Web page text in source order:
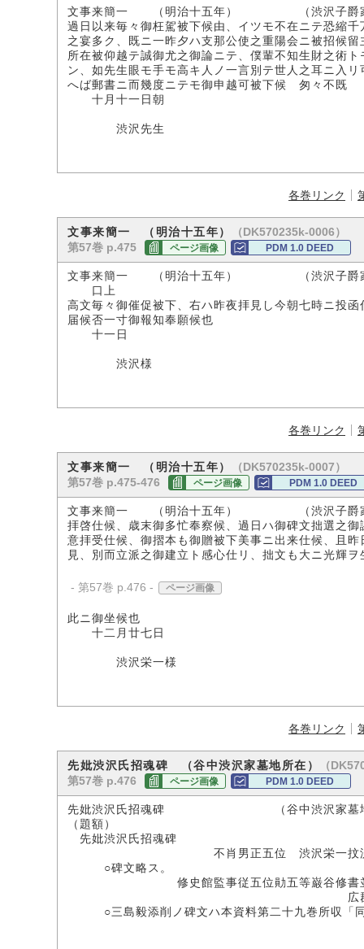
文事来簡一 （明治十五年） （渋沢子爵
過日以来毎々御枉駕被下候由、イツモ不在ニテ恐縮
之宴多ク、既ニ一昨夕ハ支那公使之重陽会ニ被招候
所在被仰越テ誠御尤之御論ニテ、僕輩不知生財之術
ン、如先生眼モ手モ高キ人ノ一言別テ世人之耳ニ入
へば郵書ニ而幾度ニテモ御申越可被下候 匆々不既
十月十一日朝
渋沢先生
各巻リンク
文事来簡一 （明治十五年）
（DK570235k-0006）
第57巻 p.475
ページ画像 PDM 1.0 DEED
文事来簡一 （明治十五年） （渋沢子爵
口上
高文毎々御催促被下、右ハ昨夜拝見し今朝七時ニ投
届候否一寸御報知奉願候也
十一日
渋沢様
各巻リンク
文事来簡一 （明治十五年）
（DK570235k-0007）
第57巻 p.475-476
ページ画像 PDM 1.0 DEED
文事来簡一 （明治十五年） （渋沢子爵
拝啓仕候、歳末御多忙奉察候、過日ハ御碑文拙選之
意拝受仕候、御摺本も御贈被下美事ニ出来仕候、且
見、別而立派之御建立ト感心仕リ、拙文も大ニ光輝
- 第57巻 p.476 - ページ画像
此ニ御坐候也
十二月廿七日
渋沢栄一様
各巻リンク
先妣渋沢氏招魂碑 （谷中渋沢家墓地所在）
（
第57巻 p.476
ページ画像 PDM 1.0 DEED
先妣渋沢氏招魂碑 （谷中渋沢家墓地
（題額）
先妣渋沢氏招魂碑
不肖男正五位 渋沢栄一抆涕
○碑文略ス。
修史館監事従五位勛五等巌谷修書並
広群鶴
○三島毅添削ノ碑文ハ本資料第二十九巻所収「同